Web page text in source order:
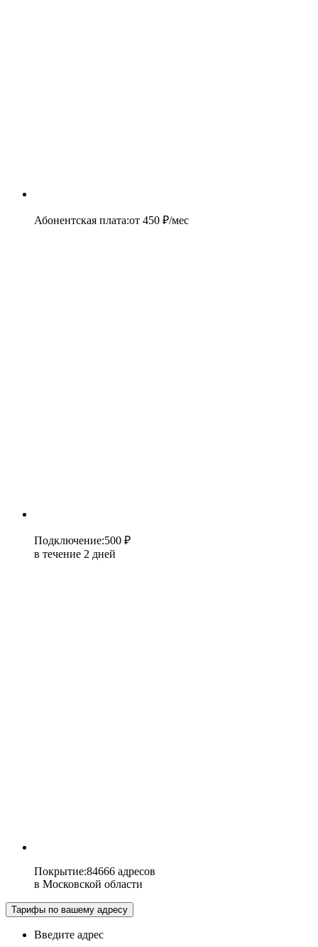
Абонентская плата:от 450 ₽/мес
Подключение:500 ₽
в течение 2 дней
Покрытие:84666 адресов
в Московской области
Тарифы по вашему адресу
Введите адрес